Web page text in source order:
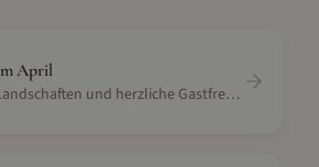
April
Grüne Landschaften und herzliche Gastfreundschaft